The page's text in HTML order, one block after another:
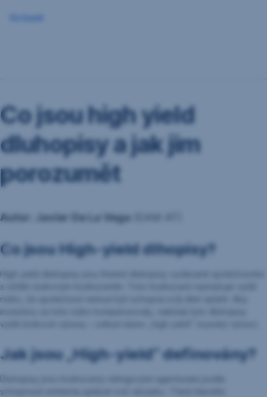
Co jsou high yield
dluhopisy a jak jim
porozumět
Autor: Javier De La Vega
Co jsou High-yield dlhopisy?
High yield dluhopisy jsou firemní dluhopisy vydávané společnostmi
s nižším úvěrovým hodnocením. Toto hodnocení naznačuje vyšší
riziko, že společnost nemusí být schopna svůj dluh splatit. Aby
investory za toto riziko kompenzovaly, nabízejí tyto dluhopisy
vyšší úrokové výnosy – odtud název „high yield“ (vysoký výnos).
Jak jsou „High-yield“ definovány?
Dluhopisy jsou hodnoceny ratingovými agenturami podle
schopnosti emitenta splácet své závazky. Třemi hlavními